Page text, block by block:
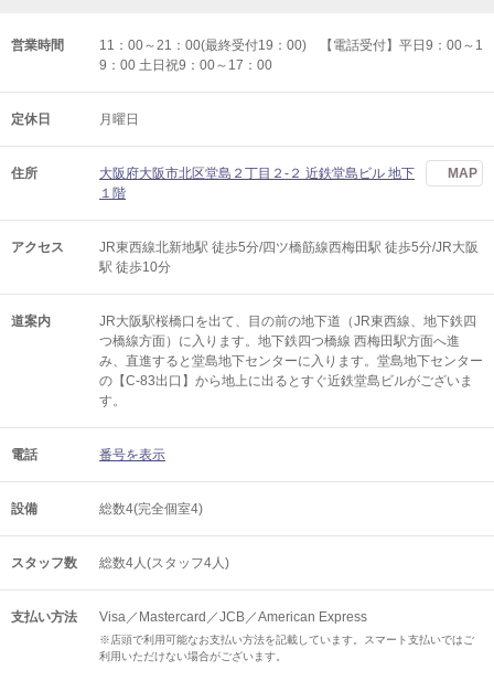
営業時間
11：00～21：00(最終受付19：00) 【電話受付】平日9：00～1
9：00 土日祝9：00～17：00
定休日 月曜日
住所
大阪府大阪市北区堂島２丁目２-２ 近鉄堂島ビル 地下
１階
MAP
アクセス
JR東西線北新地駅 徒歩5分/四ツ橋筋線西梅田駅 徒歩5分/JR大阪
駅 徒歩10分
道案内
JR大阪駅桜橋口を出て、目の前の地下道（JR東西線、地下鉄四
つ橋線方面）に入ります。地下鉄四つ橋線 西梅田駅方面へ進
み、直進すると堂島地下センターに入ります。堂島地下センター
の【C-83出口】から地上に出るとすぐ近鉄堂島ビルがございま
す。
電話 番号を表示
設備 総数4(完全個室4)
スタッフ数 総数4人(スタッフ4人)
支払い方法 Visa／Mastercard／JCB／American Express
※店頭で利用可能なお支払い方法を記載しています。スマート支払いではご
利用いただけない場合がございます。